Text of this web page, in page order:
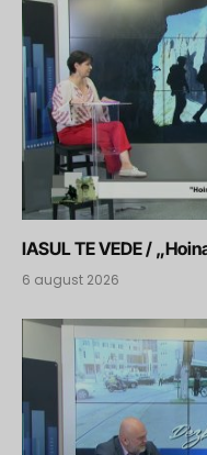
IASUL TE VEDE /
6 august 2026